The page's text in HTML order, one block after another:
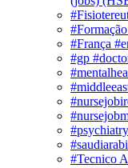
#França
#gp
#psychiatry
#Tecnico